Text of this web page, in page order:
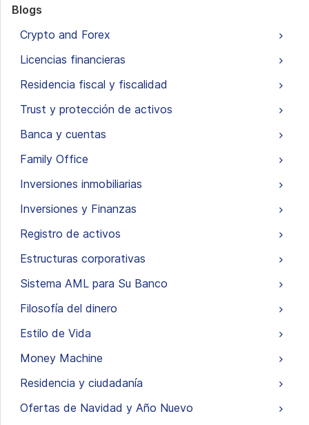
Blogs
Crypto and Forex
Licencias financieras
Residencia fiscal y fiscalidad
Trust y protección de activos
Banca y cuentas
Family Office
Inversiones inmobiliarias
Inversiones y Finanzas
Registro de activos
Estructuras corporativas
Sistema AML para Su Banco
Filosofía del dinero
Estilo de Vida
Money Machine
Residencia y ciudadanía
Ofertas de Navidad y Año Nuevo